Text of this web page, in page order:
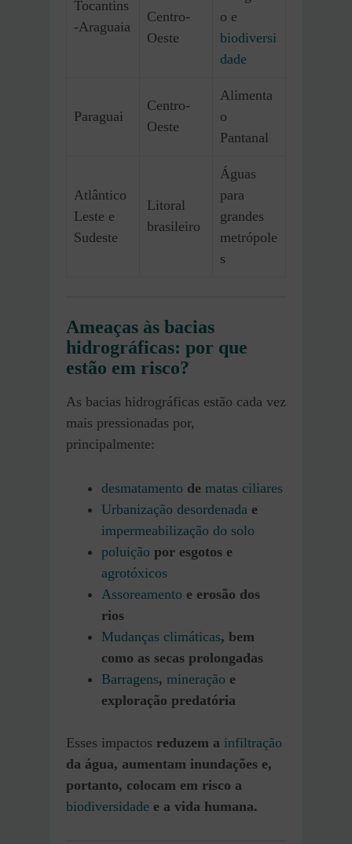
Tocantins
-Araguaia
Centro-
Oeste
o e
biodiversi
dade
Paraguai
Centro-
Oeste
Alimenta
o
Pantanal
Atlântico
Leste e
Sudeste
Litoral
brasileiro
Águas
para
grandes
metrópole
s
Ameaças às bacias
hidrográficas: por que
estão em risco?
As bacias hidrográficas estão cada vez
mais pressionadas por,
principalmente:
desmatamento de matas ciliares
Urbanização desordenada e
impermeabilização do solo
poluição por esgotos e
agrotóxicos
Assoreamento e erosão dos
rios
Mudanças climáticas, bem
como as secas prolongadas
Barragens, mineração e
exploração predatória
Esses impactos reduzem a infiltração
da água, aumentam inundações e,
portanto, colocam em risco a
biodiversidade e a vida humana.